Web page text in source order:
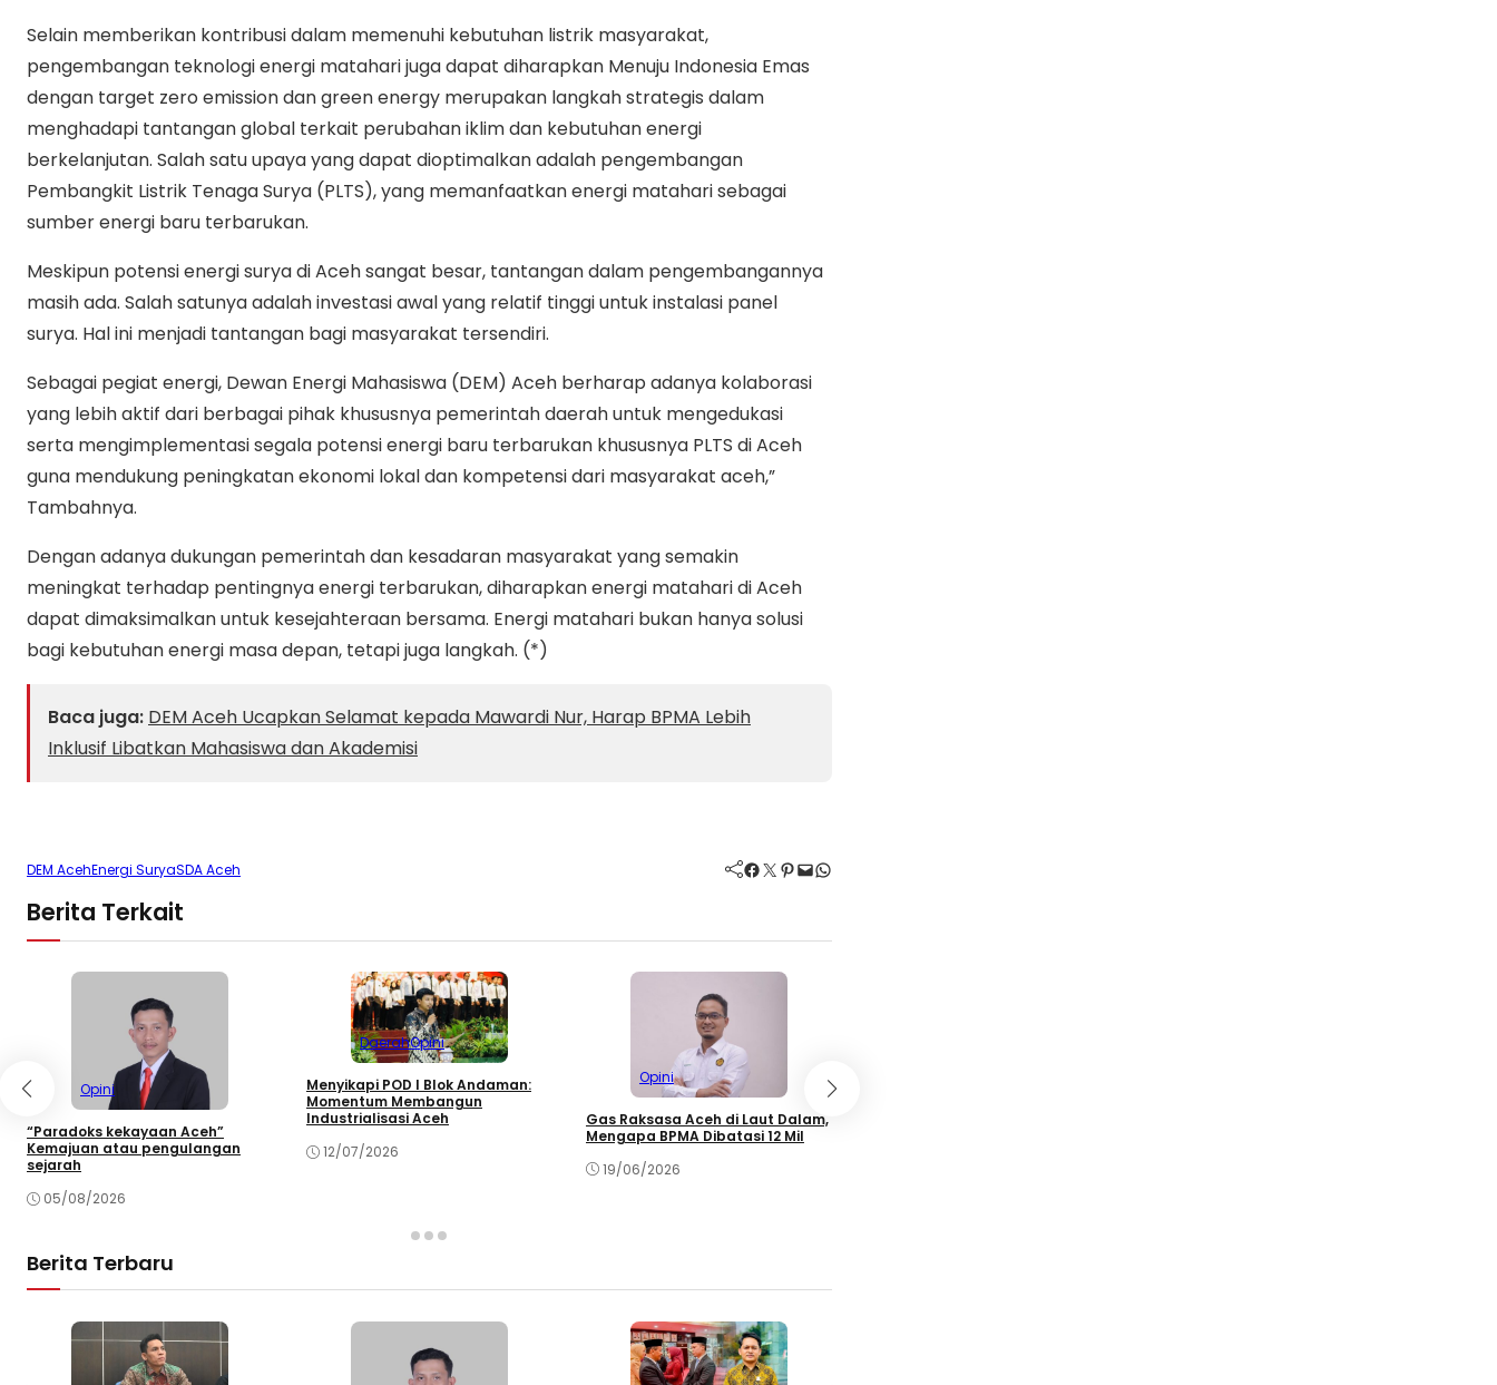
Selain memberikan kontribusi dalam memenuhi kebutuhan listrik masyarakat,
pengembangan teknologi energi matahari juga dapat diharapkan Menuju Indonesia Emas
dengan target zero emission dan green energy merupakan langkah strategis dalam
menghadapi tantangan global terkait perubahan iklim dan kebutuhan energi
berkelanjutan. Salah satu upaya yang dapat dioptimalkan adalah pengembangan
Pembangkit Listrik Tenaga Surya (PLTS), yang memanfaatkan energi matahari sebagai
sumber energi baru terbarukan.
Meskipun potensi energi surya di Aceh sangat besar, tantangan dalam pengembangannya
masih ada. Salah satunya adalah investasi awal yang relatif tinggi untuk instalasi panel
surya. Hal ini menjadi tantangan bagi masyarakat tersendiri.
Sebagai pegiat energi, Dewan Energi Mahasiswa (DEM) Aceh berharap adanya kolaborasi
yang lebih aktif dari berbagai pihak khususnya pemerintah daerah untuk mengedukasi
serta mengimplementasi segala potensi energi baru terbarukan khususnya PLTS di Aceh
guna mendukung peningkatan ekonomi lokal dan kompetensi dari masyarakat aceh,”
Tambahnya.
Dengan adanya dukungan pemerintah dan kesadaran masyarakat yang semakin
meningkat terhadap pentingnya energi terbarukan, diharapkan energi matahari di Aceh
dapat dimaksimalkan untuk kesejahteraan bersama. Energi matahari bukan hanya solusi
bagi kebutuhan energi masa depan, tetapi juga langkah. (*)
Baca juga: DEM Aceh Ucapkan Selamat kepada Mawardi Nur, Harap BPMA Lebih
Inklusif Libatkan Mahasiswa dan Akademisi
DEM AcehEnergi SuryaSDA Aceh Facebook Twitter Pinterest Mail WhatsApp
Berita Terkait
Opini
“Paradoks kekayaan Aceh”
Kemajuan atau pengulangan
sejarah
05/08/2026
DaerahOpini
Menyikapi POD I Blok Andaman:
Momentum Membangun
Industrialisasi Aceh
12/07/2026
Opini
Gas Raksasa Aceh di Laut Dalam,
Mengapa BPMA Dibatasi 12 Mil
19/06/2026
Berita Terbaru